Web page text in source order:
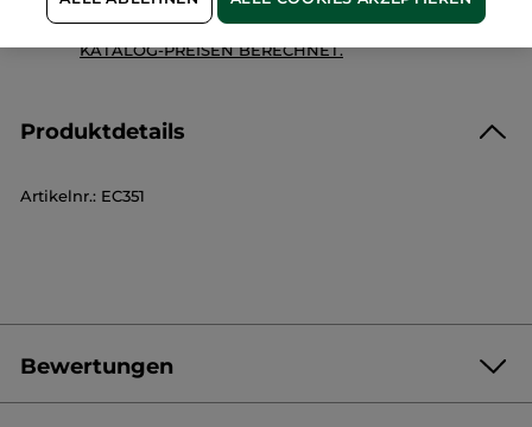
ES GELTEN UNSERE AGBS. UNSERE ANGEBOTS-
KATALOG-PREISEN BERECHNET.
Produktdetails
Artikelnr.: EC351
Bewertungen